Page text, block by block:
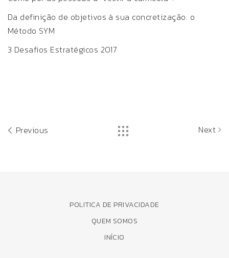
Da definição de objetivos à sua concretização: o
Método SYM
3 Desafios Estratégicos 2017
Previous Next
POLITICA DE PRIVACIDADE
QUEM SOMOS
INÍCIO